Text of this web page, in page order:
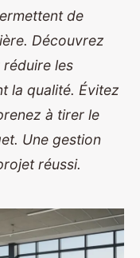
de
Découvrez
les
la qualité. Évitez
à tirer le
Une gestion
réussi.